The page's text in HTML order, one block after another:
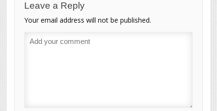
Leave a Reply
Your email address will not be published.